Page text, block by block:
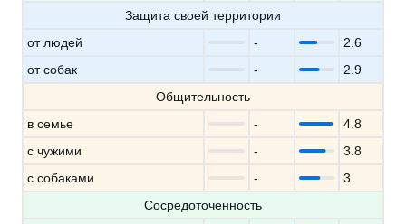
Защита своей территории
от людей
-
2.6
от собак
-
2.9
Общительность
в семье
-
4.8
с чужими
-
3.8
с собаками
-
3
Сосредоточенность